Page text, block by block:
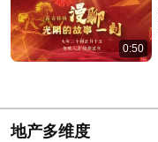
0:50
地产多维度